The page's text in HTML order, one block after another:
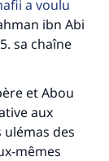
a voulu
ibn Abi
sa chaîne
et Abou
aux
des
mêmes